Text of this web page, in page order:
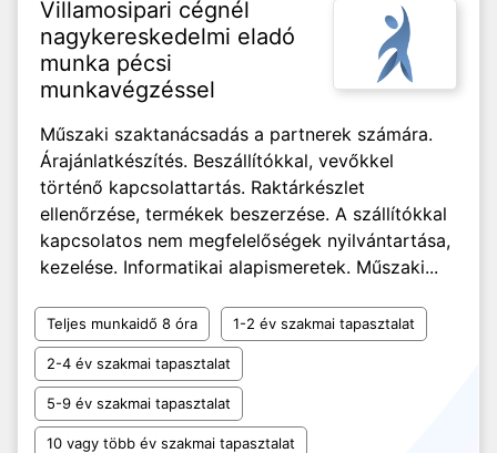
Villamosipari cégnél
nagykereskedelmi eladó
munka pécsi
munkavégzéssel
Műszaki szaktanácsadás a partnerek számára.
Árajánlatkészítés. Beszállítókkal, vevőkkel
történő kapcsolattartás. Raktárkészlet
ellenőrzése, termékek beszerzése. A szállítókkal
kapcsolatos nem megfelelőségek nyilvántartása,
kezelése. Informatikai alapismeretek. Műszaki...
Teljes munkaidő 8 óra 1-2 év szakmai tapasztalat
2-4 év szakmai tapasztalat
5-9 év szakmai tapasztalat
10 vagy több év szakmai tapasztalat